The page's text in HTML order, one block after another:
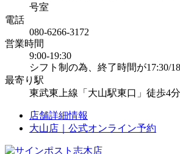
号室
電話
080-6266-3172
営業時間
9:00-19:30
シフト制の為、終了時間が17:30/
最寄り駅
東武東上線「大山駅東口」徒歩4分
店舗詳細情報
大山店｜公式オンライン予約